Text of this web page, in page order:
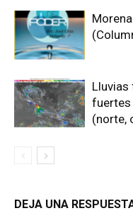
Lluvias
fuertes
(norte,
DEJA UNA